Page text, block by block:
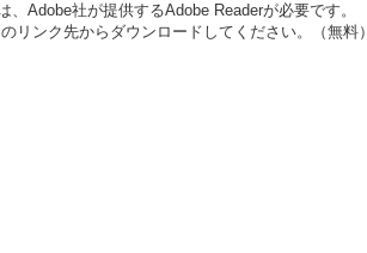
Adobe社が提供するAdobe Readerが必要です。
リンク先からダウンロードしてください。（無料）